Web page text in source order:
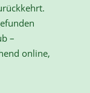
–
online,